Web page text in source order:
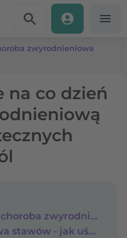
zwyrodnieniowa
na co dzień
Ból stawów - przyczyną choroba zwyrodnieniowa
Choroba zwyrodnieniowa stawów - jak uśmierzyć ból? 5 skutecznych sposobów